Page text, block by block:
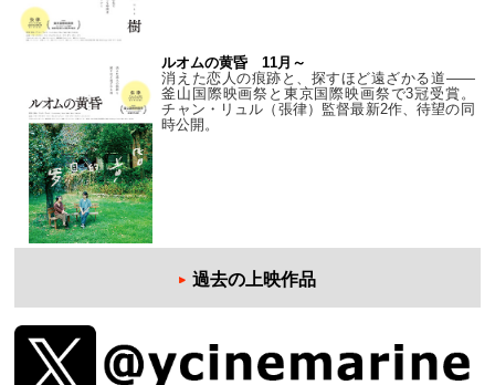
ルオムの黄昏 11月～
消えた恋人の痕跡と、探すほど遠ざかる道——
釜山国際映画祭と東京国際映画祭で3冠受賞。
チャン・リュル（張律）監督最新2作、待望の同
時公開。
過去の上映作品